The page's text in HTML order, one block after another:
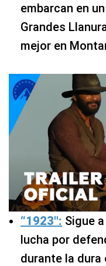
embarcan en
Grandes
mejor en
“1923″: Sigue
lucha por
durante la dura